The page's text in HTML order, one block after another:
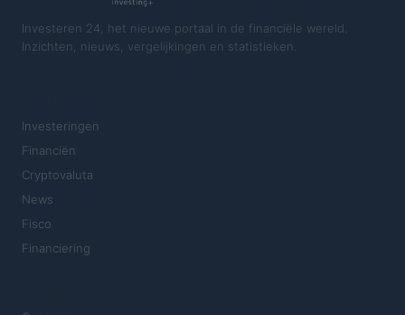
Investeren 24, het nieuwe portaal in de financiële wereld.
Inzichten, nieuws, vergelijkingen en statistieken.
Investeringen
Financiën
Cryptovaluta
News
Fisco
Financiering